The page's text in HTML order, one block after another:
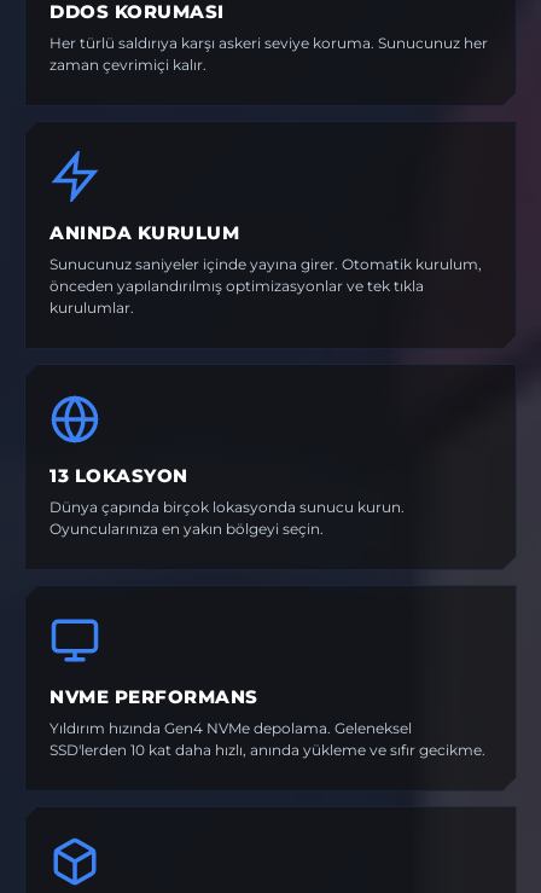
DDOS KORUMASI
Her türlü saldırıya karşı askeri seviye koruma. Sunucunuz her
zaman çevrimiçi kalır.
ANINDA KURULUM
Sunucunuz saniyeler içinde yayına girer. Otomatik kurulum,
önceden yapılandırılmış optimizasyonlar ve tek tıkla
kurulumlar.
13 LOKASYON
Dünya çapında birçok lokasyonda sunucu kurun.
Oyuncularınıza en yakın bölgeyi seçin.
NVME PERFORMANS
Yıldırım hızında Gen4 NVMe depolama. Geleneksel
SSD'lerden 10 kat daha hızlı, anında yükleme ve sıfır gecikme.